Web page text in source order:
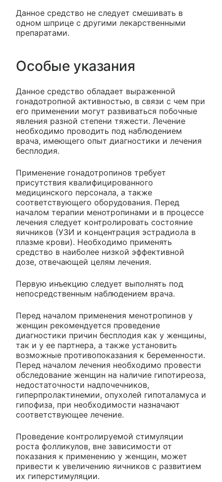
Данное средство не следует смешивать в
одном шприце с другими лекарственными
препаратами.
Особые указания
Данное средство обладает выраженной
гонадотропной активностью, в связи с чем при
его применении могут развиваться побочные
явления разной степени тяжести. Лечение
необходимо проводить под наблюдением
врача, имеющего опыт диагностики и лечения
бесплодия.
Применение гонадотропинов требует
присутствия квалифицированного
медицинского персонала, а также
соответствующего оборудования. Перед
началом терапии менотропинами и в процессе
лечения следует контролировать состояние
яичников (УЗИ и концентрация эстрадиола в
плазме крови). Необходимо применять
средство в наиболее низкой эффективной
дозе, отвечающей целям лечения.
Первую инъекцию следует выполнять под
непосредственным наблюдением врача.
Перед началом применения менотропинов у
женщин рекомендуется проведение
диагностики причин бесплодия как у женщины,
так и у ее партнера, а также установить
возможные противопоказания к беременности.
Перед началом лечения необходимо провести
обследование женщин на наличие гипотиреоза,
недостаточности надпочечников,
гиперпролактинемии, опухолей гипоталамуса и
гипофиза, при необходимости назначают
соответствующее лечение.
Проведение контролируемой стимуляции
роста фолликулов, вне зависимости от
показания к применению у женщин, может
привести к увеличению яичников с развитием
их гиперстимуляции.